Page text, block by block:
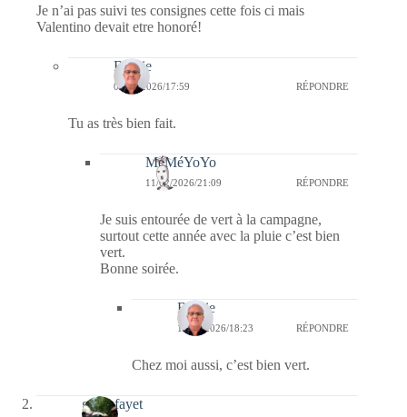
Je n’ai pas suivi tes consignes cette fois ci mais
Valentino devait etre honoré!
Bernie
09/02/2026/17:59 RÉPONDRE
Tu as très bien fait.
MéMéYoYo
11/02/2026/21:09 RÉPONDRE
Je suis entourée de vert à la campagne,
surtout cette année avec la pluie c’est bien
vert.
Bonne soirée.
Bernie
15/02/2026/18:23 RÉPONDRE
Chez moi aussi, c’est bien vert.
giselefayet